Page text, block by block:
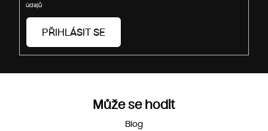
údajů
PŘIHLÁSIT SE
Může se hodit
Blog